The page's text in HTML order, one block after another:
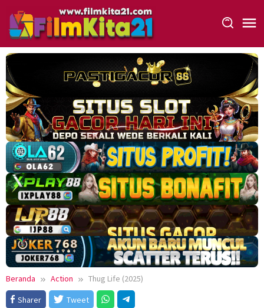
konten
Beranda Action
Thug Life (2025)
Sharer
Tweet